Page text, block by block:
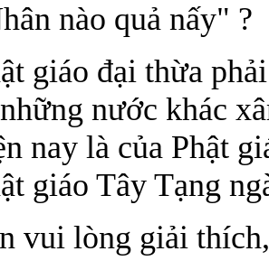
nào quả nấy" ?
giáo đại thừa
nước khác
nay là của Phật
giáo Tây Tạng
vui lòng giải